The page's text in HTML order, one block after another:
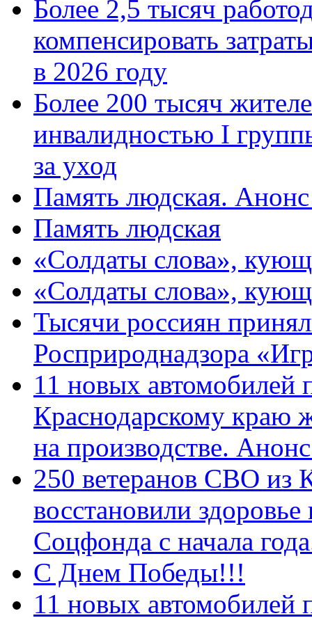
Более 2,5 тысяч
компенсировать
в 2026 году
Более 200 тысяч
инвалидностью I
за уход
Память людская.
Память людская
«Солдаты слова»,
«Солдаты слова»,
Тысячи россиян
Росприроднадзора
11 новых автомобилей
Краснодарскому краю
на производстве.
250 ветеранов СВО из
восстановили
Соцфонда с начала
С Днем Победы!!!
11 новых автомобилей